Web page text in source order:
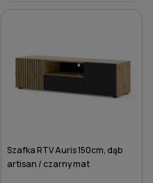
Szafka RTV Auris 150cm, dąb
artisan / czarny mat